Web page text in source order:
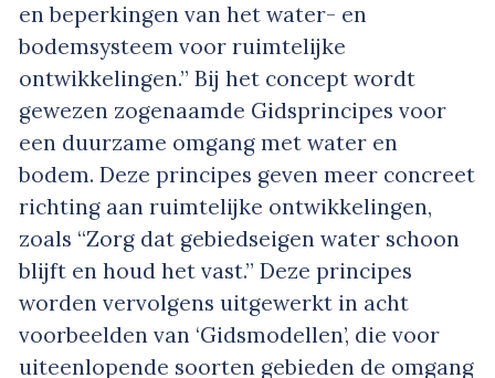
en beperkingen van het water- en
bodemsysteem voor ruimtelijke
ontwikkelingen.” Bij het concept wordt
gewezen zogenaamde Gidsprincipes voor
een duurzame omgang met water en
bodem. Deze principes geven meer concreet
richting aan ruimtelijke ontwikkelingen,
zoals “Zorg dat gebiedseigen water schoon
blijft en houd het vast.” Deze principes
worden vervolgens uitgewerkt in acht
voorbeelden van ‘Gidsmodellen’, die voor
uiteenlopende soorten gebieden de omgang